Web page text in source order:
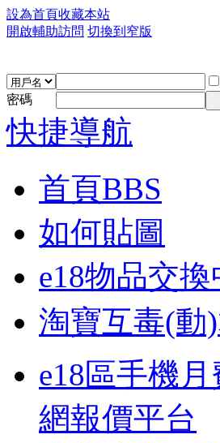
設為首頁收藏本站
開啟輔助訪問 切換到窄版
密碼
快捷導航
首頁BBS
如何貼圖
e18物品交
淘寶互毒(
e18區手機
網報價平台